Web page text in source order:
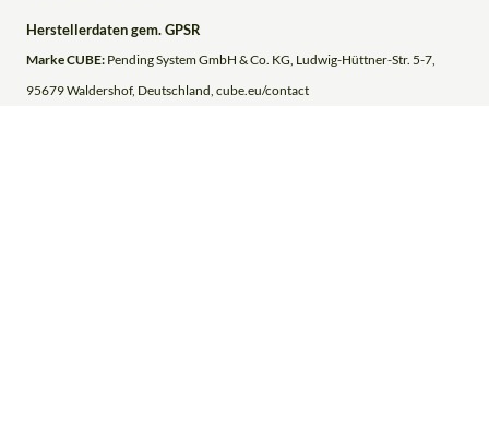
Herstellerdaten gem. GPSR
Marke CUBE: Pending System GmbH & Co. KG, Ludwig-Hüttner-Str. 5-7,
95679 Waldershof, Deutschland, cube.eu/contact